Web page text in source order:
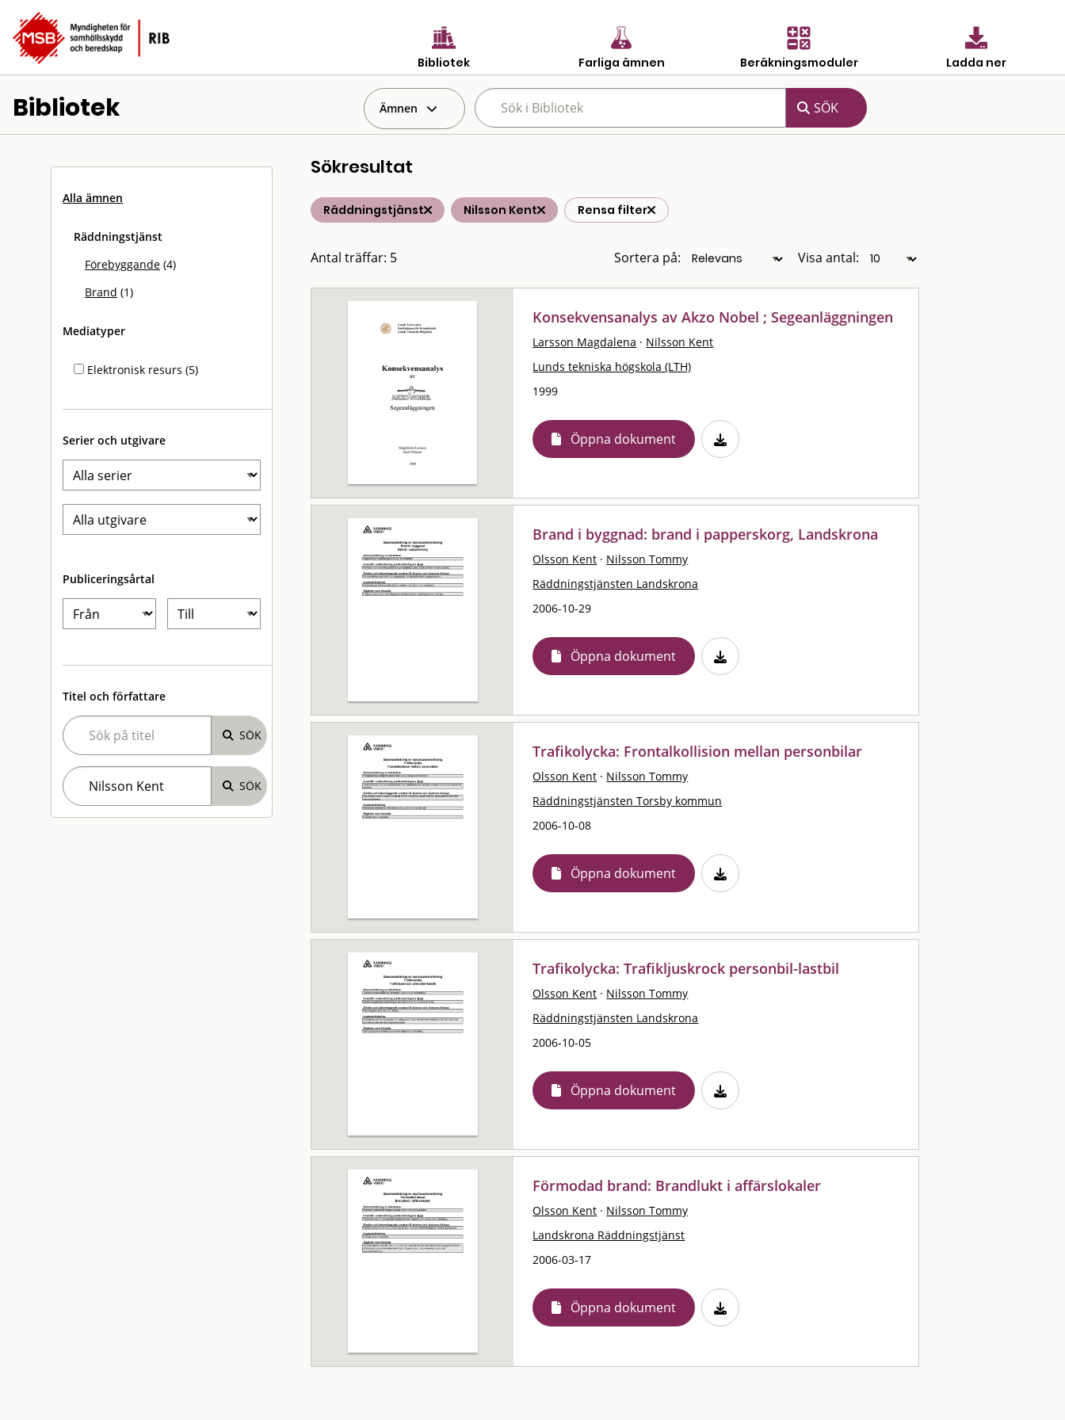
Bibliotek Farliga ämnen Beräkningsmoduler Ladda ner
Bibliotek Ämnen
Alla ämnen
Räddningstjänst
Förebyggande (4)
Brand (1)
Mediatyper
Elektronisk resurs (5)
Serier och utgivare
Publiceringsårtal
Titel och författare
Sökresultat
Räddningstjänst Nilsson Kent Rensa filter
Antal träffar: 5 Sortera på: Visa antal:
Konsekvensanalys av Akzo Nobel ; Segeanläggningen
Larsson Magdalena · Nilsson Kent
Lunds tekniska högskola (LTH)
1999
Öppna dokument
Brand i byggnad: brand i papperskorg, Landskrona
Olsson Kent · Nilsson Tommy
Räddningstjänsten Landskrona
2006-10-29
Öppna dokument
Trafikolycka: Frontalkollision mellan personbilar
Olsson Kent · Nilsson Tommy
Räddningstjänsten Torsby kommun
2006-10-08
Öppna dokument
Trafikolycka: Trafikljuskrock personbil-lastbil
Olsson Kent · Nilsson Tommy
Räddningstjänsten Landskrona
2006-10-05
Öppna dokument
Förmodad brand: Brandlukt i affärslokaler
Olsson Kent · Nilsson Tommy
Landskrona Räddningstjänst
2006-03-17
Öppna dokument